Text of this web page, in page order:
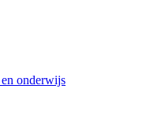
onderwijs